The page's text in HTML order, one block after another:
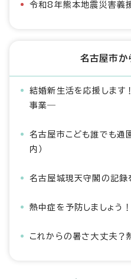
令和8年熊本地震災害義
名古屋市か
結婚新生活を応援しま
事業―
名古屋市こども誰でも通
内）
名古屋城現天守閣の記録
熱中症を予防しましょう！
これからの暑さ大丈夫？